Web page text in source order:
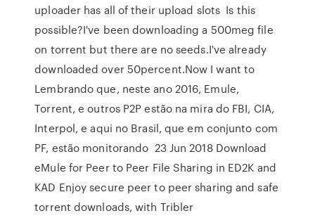
uploader has all of their upload slots Is this
possible?I've been downloading a 500meg file
on torrent but there are no seeds.I've already
downloaded over 50percent.Now I want to
Lembrando que, neste ano 2016, Emule,
Torrent, e outros P2P estão na mira do FBI, CIA,
Interpol, e aqui no Brasil, que em conjunto com
PF, estão monitorando 23 Jun 2018 Download
eMule for Peer to Peer File Sharing in ED2K and
KAD Enjoy secure peer to peer sharing and safe
torrent downloads, with Tribler